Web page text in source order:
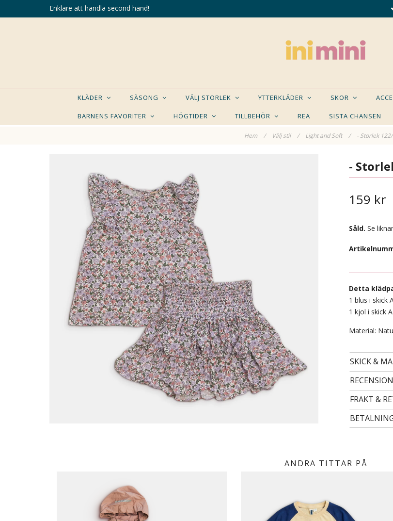
Enklare att handla second hand!
KLÄDER SÄSONG VÄLJ STORLEK YTTERKLÄDER SKOR
BARNENS FAVORITER HÖGTIDER TILLBEHÖR REA SISTA CHANSEN
Hem / Välj stil / Light and Soft / - Storlek
KANSKE NÅGON AV DESSA PRODUKTER KAN
- STORLEK 32 -
-
159 kr
Såld. Se
Detta
1 blus i skick
1 kjol i skick A.
Material:
SKICK &
FRAKT &
ANDRA TITTAR PÅ